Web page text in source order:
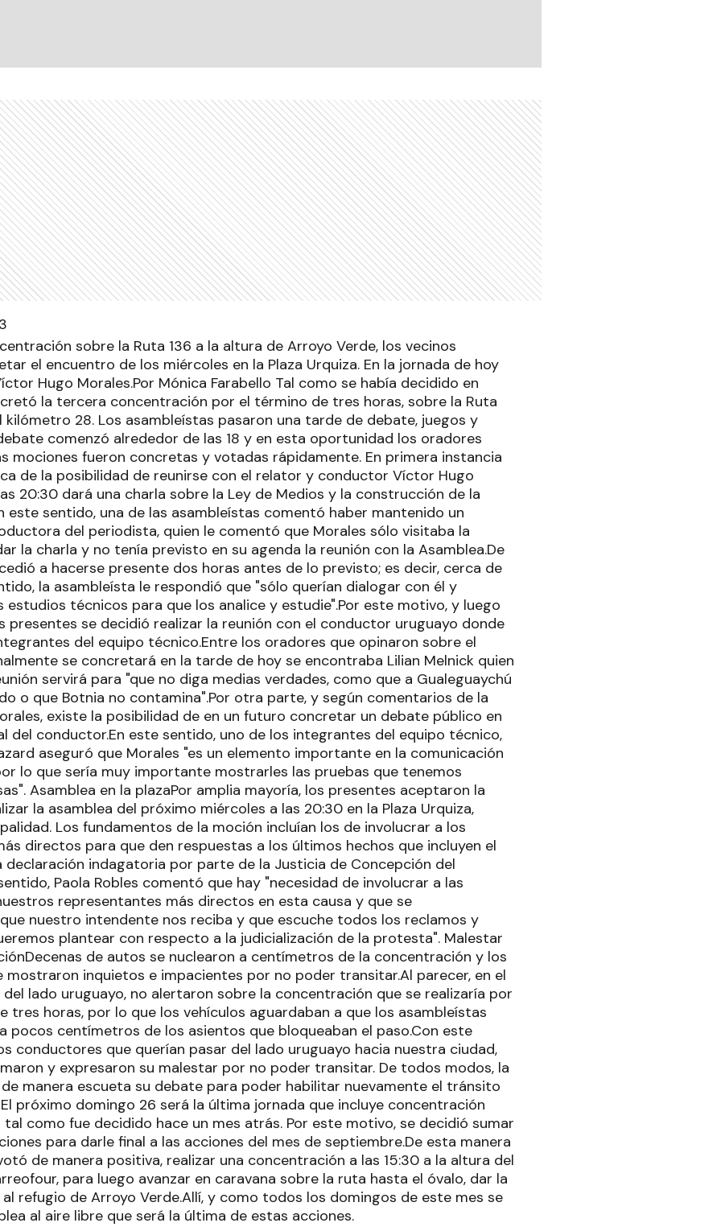
sobre la Ruta 136 a la altura de Arroyo Verde, los vecinos
el encuentro de los miércoles en la Plaza Urquiza. En la jornada de hoy
Hugo Morales.Por Mónica Farabello Tal como se había decidido en
la tercera concentración por el término de tres horas, sobre la Ruta
kilómetro 28. Los asambleístas pasaron una tarde de debate, juegos y
comenzó alrededor de las 18 y en esta oportunidad los oradores
mociones fueron concretas y votadas rápidamente. En primera instancia
de la posibilidad de reunirse con el relator y conductor Víctor Hugo
20:30 dará una charla sobre la Ley de Medios y la construcción de la
este sentido, una de las asambleístas comentó haber mantenido un
del periodista, quien le comentó que Morales sólo visitaba la
la charla y no tenía previsto en su agenda la reunión con la Asamblea.De
a hacerse presente dos horas antes de lo previsto; es decir, cerca de
la asambleísta le respondió que "sólo querían dialogar con él y
estudios técnicos para que los analice y estudie".Por este motivo, y luego
presentes se decidió realizar la reunión con el conductor uruguayo donde
del equipo técnico.Entre los oradores que opinaron sobre el
se concretará en la tarde de hoy se encontraba Lilian Melnick quien
servirá para "que no diga medias verdades, como que a Gualeguaychú
o que Botnia no contamina".Por otra parte, y según comentarios de la
existe la posibilidad de en un futuro concretar un debate público en
del conductor.En este sentido, uno de los integrantes del equipo técnico,
aseguró que Morales "es un elemento importante en la comunicación
lo que sería muy importante mostrarles las pruebas que tenemos
Asamblea en la plazaPor amplia mayoría, los presentes aceptaron la
la asamblea del próximo miércoles a las 20:30 en la Plaza Urquiza,
Los fundamentos de la moción incluían los de involucrar a los
directos para que den respuestas a los últimos hechos que incluyen el
declaración indagatoria por parte de la Justicia de Concepción del
Paola Robles comentó que hay "necesidad de involucrar a las
representantes más directos en esta causa y que se
nuestro intendente nos reciba y que escuche todos los reclamos y
plantear con respecto a la judicialización de la protesta". Malestar
de autos se nuclearon a centímetros de la concentración y los
mostraron inquietos e impacientes por no poder transitar.Al parecer, en el
lado uruguayo, no alertaron sobre la concentración que se realizaría por
tres horas, por lo que los vehículos aguardaban a que los asambleístas
pocos centímetros de los asientos que bloqueaban el paso.Con este
conductores que querían pasar del lado uruguayo hacia nuestra ciudad,
y expresaron su malestar por no poder transitar. De todos modos, la
manera escueta su debate para poder habilitar nuevamente el tránsito
próximo domingo 26 será la última jornada que incluye concentración
tal como fue decidido hace un mes atrás. Por este motivo, se decidió sumar
para darle final a las acciones del mes de septiembre.De esta manera
de manera positiva, realizar una concentración a las 15:30 a la altura del
para luego avanzar en caravana sobre la ruta hasta el óvalo, dar la
refugio de Arroyo Verde.Allí, y como todos los domingos de este mes se
al aire libre que será la última de estas acciones.